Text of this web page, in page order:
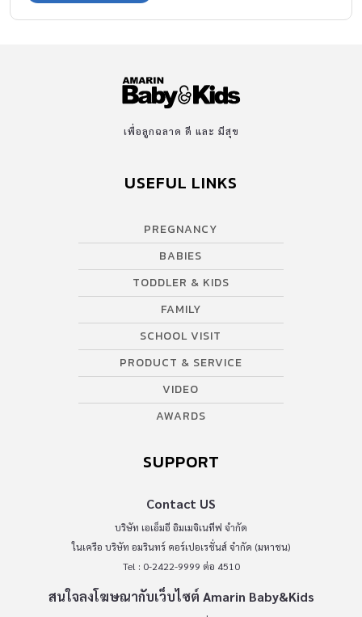
เพื่อลูกฉลาด ดี และ มีสุข
USEFUL LINKS
PREGNANCY
BABIES
TODDLER & KIDS
FAMILY
SCHOOL VISIT
PRODUCT & SERVICE
VIDEO
AWARDS
SUPPORT
Contact US
บริษัท เอเอ็มอี อิมเมจิเนทีฟ จำกัด
ในเครือ บริษัท อมรินทร์ คอร์เปอเรชั่นส์ จำกัด (มหาชน)
Tel : 0-2422-9999 ต่อ 4510
สนใจลงโฆษณากับเว็บไซต์ Amarin Baby&Kids